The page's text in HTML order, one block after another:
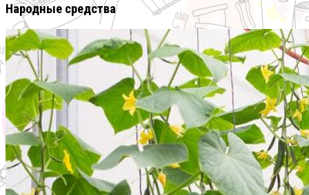
Народные средства